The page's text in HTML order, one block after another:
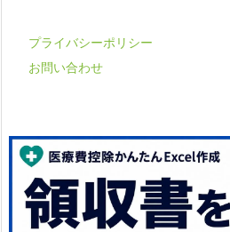
プライバシーポリシー
お問い合わせ